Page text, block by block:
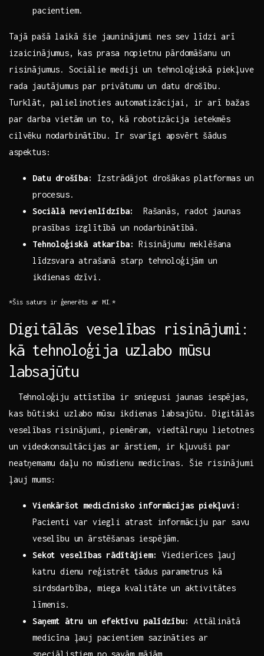
pacientiem.
Tajā ‌pašā laikā šie jauninājumi nes ⁣sev līdzi ‍arī
‍izaicinājumus,⁢ kas⁤ prasa nopietnu pārdomāšanu un
risinājumus. Sociālie mediji un tehnoloģiskā piekļuve
rada ‌jautājumus par privātumu un datu drošību.
Turklāt, palielinoties automatizācijai, ir arī⁣ bažas
par darba⁢ vietām ‍un⁤ to, kā robotizācija ietekmēs
cilvēku‌ nodarbinātību. Ir svarīgi apsvērt šādus
aspektus:
Datu⁤ drošība:
Izstrādājot drošākas platformas un
procesus.
Sociālā⁤ nevienlīdzība:
⁤ Rašanās, radot jaunas
prasības izglītībā un⁢ nodarbinātībā.
Tehnoloģiskā ​atkarība: Risinājumu meklēšana
līdzsvara ‌atrašanā starp tehnoloģijām un
ikdienas dzīvi.
*Šis saturs ir ģenerēts ar MI.*
Digitālās veselības risinājumi:
kā tehnoloģija uzlabo ​mūsu
labsajūtu
‍ ‌ Tehnoloģiju attīstība ir sniegusi jaunas iespējas,
kas būtiski uzlabo mūsu ikdienas ‍labsajūtu. ‌Digitālās
veselības risinājumi, piemēram, viedtālruņu⁣ lietotnes
⁢un ⁣videokonsultācijas ar ārstiem, ir kļuvuši par
neatņemamu daļu no mūsdienu medicīnas. Šie risinājumi
ļauj mums:
Vienkāršot medicīnisko informācijas ⁤piekļuvi:
⁣Pacienti var viegli atrast informāciju par savu
veselību un ārstēšanas‌ iespējām.
Sekot veselības rādītājiem:
Viedierīces ļauj
katru dienu reģistrēt tādus parametrus​ kā
‌sirdsdarbība, miega kvalitāte un aktivitātes
līmenis.
Saņemt​ ātru⁣ un ⁤efektīvu palīdzību:
Attālinātā
medicīna ļauj pacientiem sazināties‌ ar